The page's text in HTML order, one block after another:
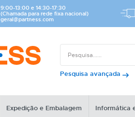
9:00-13:00 e 14:30-17:30
(Chamada para rede fixa nacional)
geral@partness.com
Pesquisa avançada
Expedição e Embalagem Informática